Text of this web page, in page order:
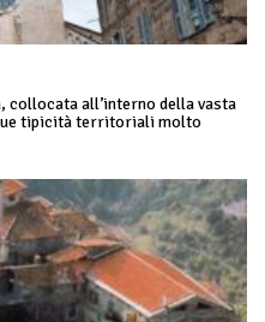
collocata all’interno della vasta
tipicità territoriali molto